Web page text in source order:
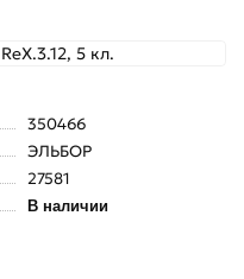
350466
ЭЛЬБОР
27581
В наличии